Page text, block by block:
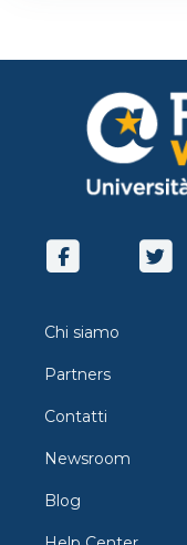
Chi siamo
Partners
Contatti
Newsroom
Blog